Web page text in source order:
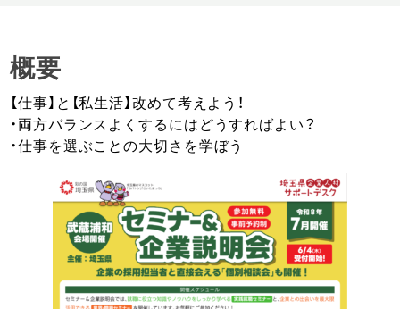
概要
【仕事】と【私生活】改めて考えよう！
・両方バランスよくするにはどうすればよい？
・仕事を選ぶことの大切さを学ぼう